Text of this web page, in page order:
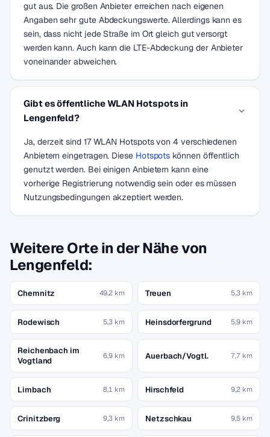
gut aus. Die großen Anbieter erreichen nach eigenen
Angaben sehr gute Abdeckungswerte. Allerdings kann es
sein, dass nicht jede Straße im Ort gleich gut versorgt
werden kann. Auch kann die LTE-Abdeckung der Anbieter
voneinander abweichen.
Gibt es öffentliche WLAN Hotspots in
Lengenfeld?
Ja, derzeit sind 17 WLAN Hotspots von 4 verschiedenen
Anbietern eingetragen. Diese Hotspots können öffentlich
genutzt werden. Bei einigen Anbietern kann eine
vorherige Registrierung notwendig sein oder es müssen
Nutzungsbedingungen akzeptiert werden.
Weitere Orte in der Nähe von
Lengenfeld:
Chemnitz 49,2 km Treuen 5,3 km
Rodewisch 5,3 km Heinsdorfergrund 5,9 km
Reichenbach im
Vogtland
6,9 km Auerbach/Vogtl. 7,7 km
Limbach 8,1 km Hirschfeld 9,2 km
Crinitzberg 9,3 km Netzschkau 9,5 km